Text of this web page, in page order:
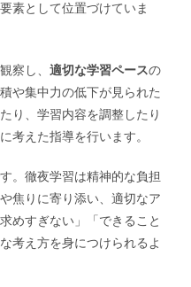
素として位置づけていま
察し、適切な学習ペースの
や集中力の低下が見られた
り、学習内容を調整したり
考えた指導を行います。
。徹夜学習は精神的な負担
焦りに寄り添い、適切なア
めすぎない」「できること
考え方を身につけられるよ